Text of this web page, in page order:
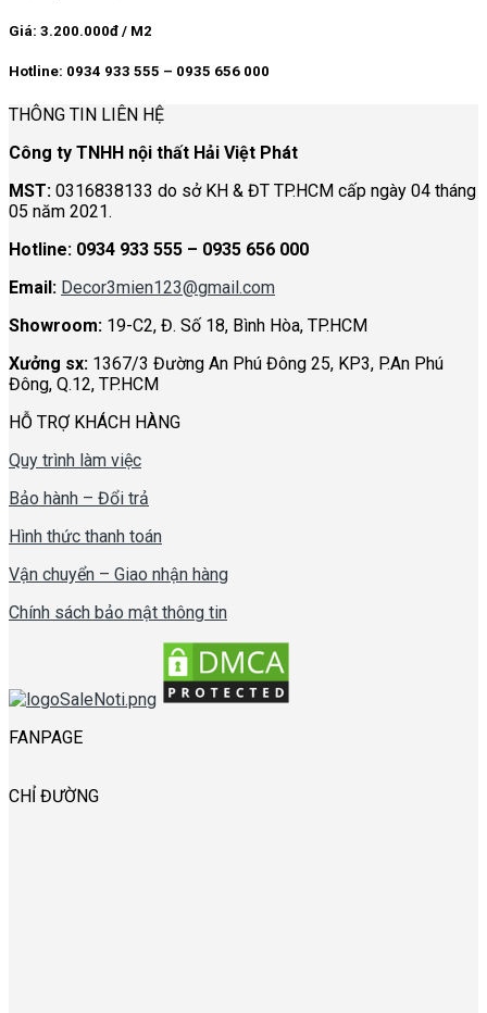
Giá: 3.200.000đ / M2
Hotline: 0934 933 555 – 0935 656 000
THÔNG TIN LIÊN HỆ
Công ty TNHH nội thất Hải Việt Phát
MST: 0316838133 do sở KH & ĐT TP.HCM cấp ngày 04 tháng
05 năm 2021.
Hotline: 0934 933 555 – 0935 656 000
Email: Decor3mien123@gmail.com
Showroom: 19-C2, Đ. Số 18, Bình Hòa, TP.HCM
Xưởng sx: 1367/3 Đường An Phú Đông 25, KP3, P.An Phú
Đông, Q.12, TP.HCM
HỖ TRỢ KHÁCH HÀNG
Quy trình làm việc
Bảo hành – Đổi trả
Hình thức thanh toán
Vận chuyển – Giao nhận hàng
Chính sách bảo mật thông tin
FANPAGE
CHỈ ĐƯỜNG